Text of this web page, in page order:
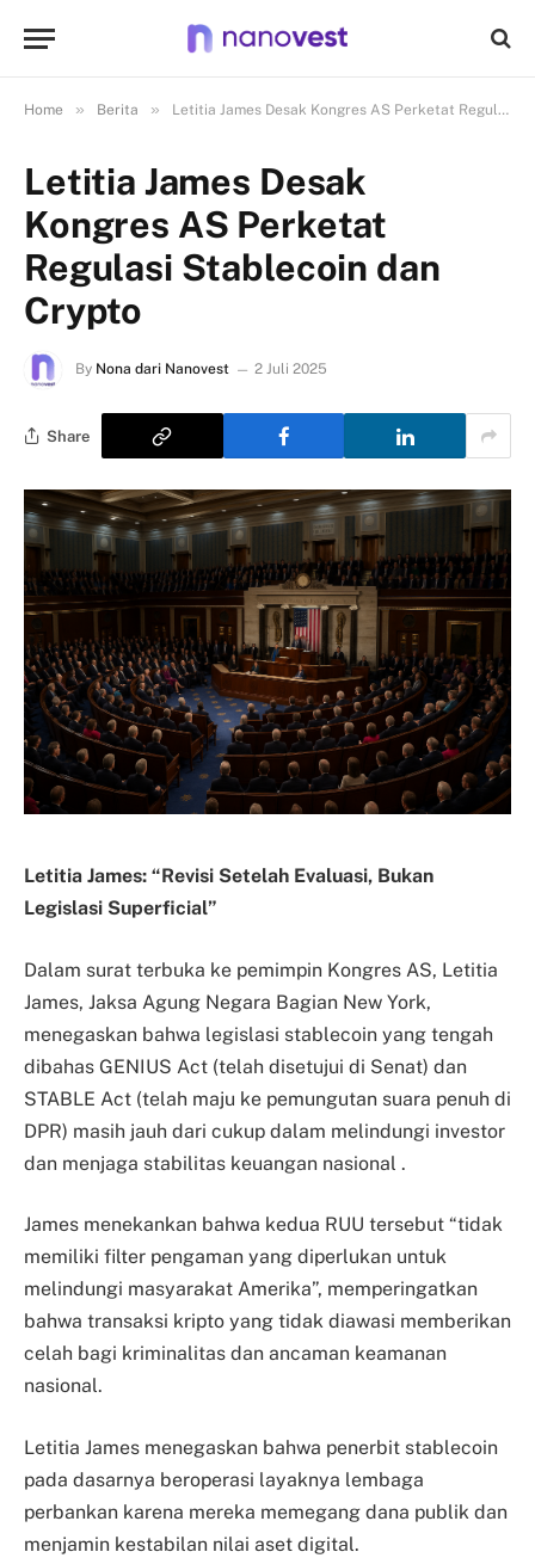
Home » Berita » Letitia James Desak Kongres AS Perketat Regulasi Stablecoin dan Crypto
Letitia James Desak
Kongres AS Perketat
Regulasi Stablecoin dan
Crypto
By Nona dari Nanovest 2 Juli 2025
Share
Letitia James: “Revisi Setelah Evaluasi, Bukan
Legislasi Superficial”
Dalam surat terbuka ke pemimpin Kongres AS, Letitia
James, Jaksa Agung Negara Bagian New York,
menegaskan bahwa legislasi stablecoin yang tengah
dibahas GENIUS Act (telah disetujui di Senat) dan
STABLE Act (telah maju ke pemungutan suara penuh di
DPR) masih jauh dari cukup dalam melindungi investor
dan menjaga stabilitas keuangan nasional .
James menekankan bahwa kedua RUU tersebut “tidak
memiliki filter pengaman yang diperlukan untuk
melindungi masyarakat Amerika”, memperingatkan
bahwa transaksi kripto yang tidak diawasi memberikan
celah bagi kriminalitas dan ancaman keamanan
nasional.
Letitia James menegaskan bahwa penerbit stablecoin
pada dasarnya beroperasi layaknya lembaga
perbankan karena mereka memegang dana publik dan
menjamin kestabilan nilai aset digital.